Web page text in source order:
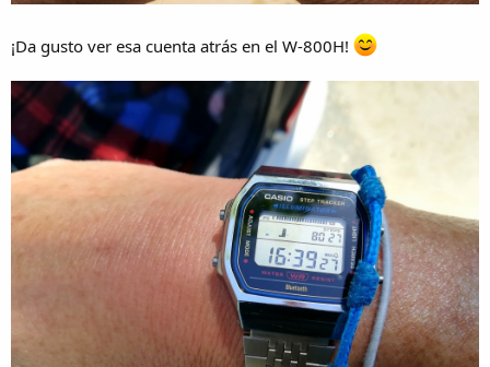
¡Da gusto ver esa cuenta atrás en el W-800H!